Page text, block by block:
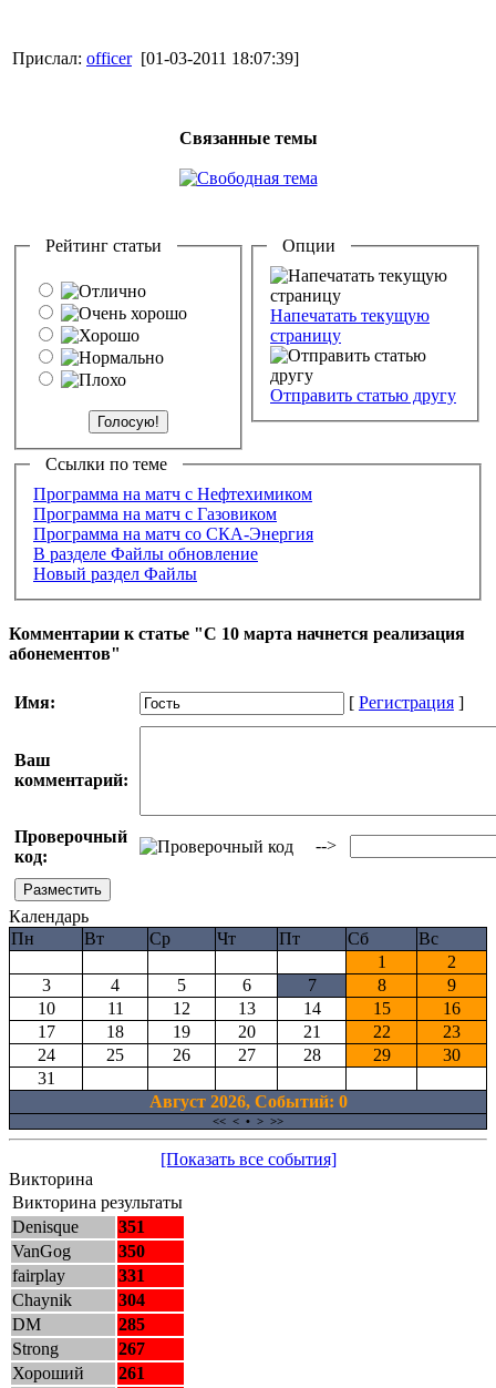
Прислал: officer [01-03-2011 18:07:39]
Связанные темы
Рейтинг статьи Опции
Напечатать текущую
страницу
Отправить статью другу
Ссылки по теме
Программа на матч с Нефтехимиком
Программа на матч с Газовиком
Программа на матч со СКА-Энергия
В разделе Файлы обновление
Новый раздел Файлы
Комментарии к статье "С 10 марта начнется реализация
абонементов"
Имя: [ Регистрация ]
Ваш
комментарий:
Проверочный
код:
-->
Календарь
Пн
Вт Ср Чт Пт Сб
Вс
1
2
3
4 5 6 7 8
9
10
11 12 13 14 15
16
17
18 19 20 21 22
23
24
25 26 27 28 29
30
31
Август 2026, Cобытий: 0
<< < • > >>
[Показать все события]
Викторина
Викторина результаты
Denisque
351
VanGog
350
fairplay
331
Chaynik
304
DM
285
Strong
267
Хороший
261